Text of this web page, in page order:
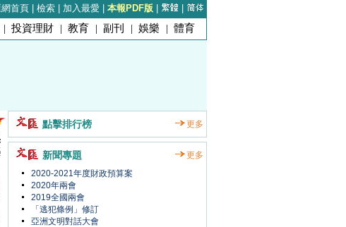
首頁 檢索 加入最愛 本報PDF版
| 投資理財 | 教育 | 副刊 | 娛樂 | 體育
點擊排行榜 更多
新聞專題
更多
2020-2021年度財政預算案
2020年兩會
2019全國兩會
「逃犯條例」修訂
亞洲文明對話大會